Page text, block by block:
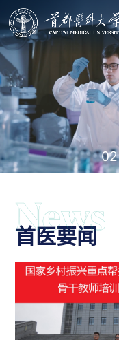
02
首医要闻